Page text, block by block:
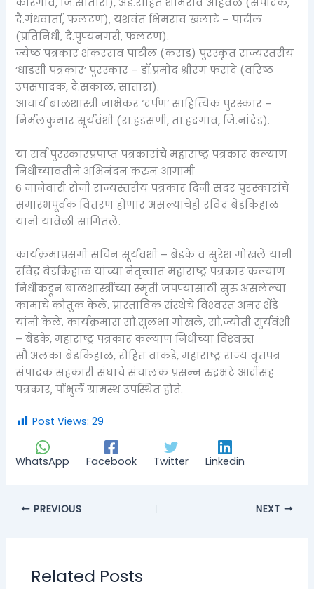
कोरेगाव, जि.सातारा), अ‍ॅड.रोहित शामराव अहिवळे (संपादक,
दै.गंधवार्ता, फलटण), यशवंत भिमराव खलाटे – पाटील
(प्रतिनिधी, दै.पुण्यनगरी, फलटण).
ज्येष्ठ पत्रकार शंकरराव पाटील (कराड) पुरस्कृत राज्यस्तरीय
‘धाडसी पत्रकार’ पुरस्कार – डॉ.प्रमोद श्रीरंग फरांदे (वरिष्ठ
उपसंपादक, दै.सकाळ, सातारा).
आचार्य बाळशास्त्री जांभेकर ‘दर्पण’ साहित्यिक पुरस्कार –
निर्मलकुमार सूर्यवंशी (रा.हडसणी, ता.हदगाव, जि.नांदेड).
या सर्व पुरस्कारप्रपाप्त पत्रकारांचे महाराष्ट्र पत्रकार कल्याण
निधीच्यावतीने अभिनंदन करुन आगामी
6 जानेवारी रोजी राज्यस्तरीय पत्रकार दिनी सदर पुरस्कारांचे
समारंभपूर्वक वितरण होणार असल्याचेही रविंद्र बेडकिहाळ
यांनी यावेळी सांगितले.
कार्यक्रमाप्रसंगी सचिन सूर्यवंशी – बेडके व सुरेश गोखले यांनी
रविंद्र बेडकिहाळ यांच्या नेतृत्त्वात महाराष्ट्र पत्रकार कल्याण
निधीकडून बाळशास्त्रींच्या स्मृती जपण्यासाठी सुरु असलेल्या
कामाचे कौतुक केले. प्रास्ताविक संस्थेचे विश्‍वस्त अमर शेंडे
यांनी केले. कार्यक्रमास सौ.सुलभा गोखले, सौ.ज्योती सुर्यवंशी
– बेडके, महाराष्ट्र पत्रकार कल्याण निधीच्या विश्‍वस्त
सौ.अलका बेडकिहाळ, रोहित वाकडे, महाराष्ट्र राज्य वृत्तपत्र
संपादक सहकारी संघाचे संचालक प्रसन्न रुद्रभटे आदींसह
पत्रकार, पोंभुर्ले ग्रामस्थ उपस्थित होते.
Post Views: 29
WhatsApp Facebook Twitter Linkedin
PREVIOUS NEXT
Related Posts